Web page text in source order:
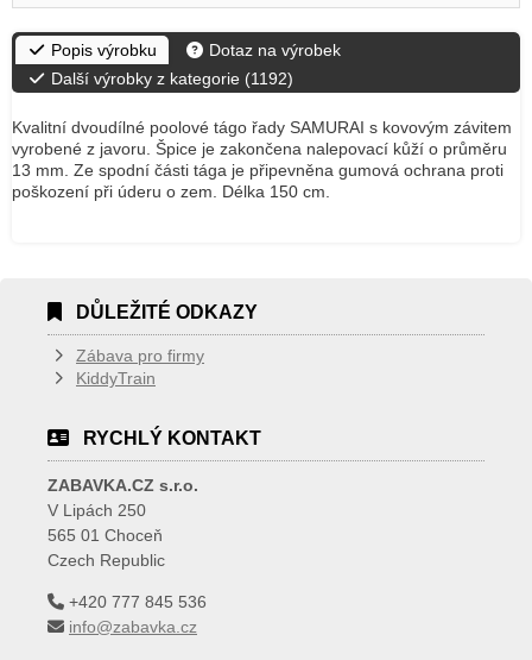
Popis výrobku
Dotaz na výrobek
Další výrobky z kategorie (1192)
Kvalitní dvoudílné poolové tágo řady SAMURAI s kovovým závitem
vyrobené z javoru. Špice je zakončena nalepovací kůží o průměru
13 mm. Ze spodní části tága je připevněna gumová ochrana proti
poškození při úderu o zem. Délka 150 cm.
DŮLEŽITÉ ODKAZY
Zábava pro firmy
KiddyTrain
RYCHLÝ KONTAKT
ZABAVKA.CZ s.r.o.
V Lipách 250
565 01 Choceň
Czech Republic
+420 777 845 536
info@zabavka.cz